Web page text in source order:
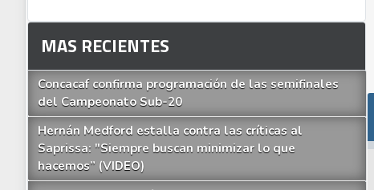
MAS RECIENTES
Concacaf confirma programación de las semifinales
del Campeonato Sub-20
Hernán Medford estalla contra las críticas al
Saprissa: "Siempre buscan minimizar lo que
hacemos” (VIDEO)
memes para una Argentina